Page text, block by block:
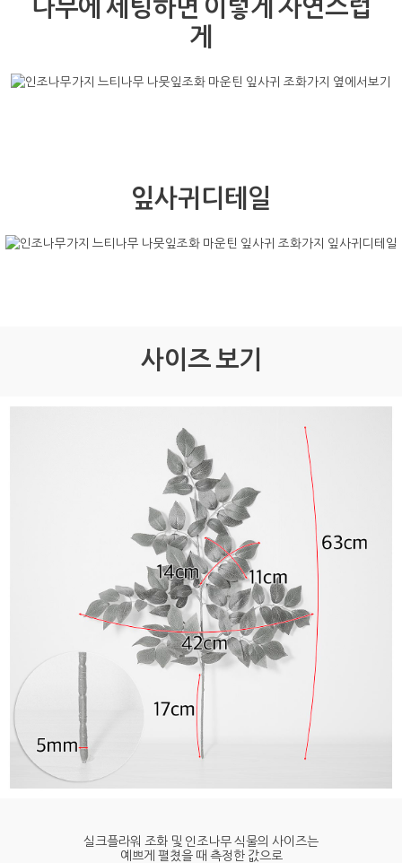
게
잎사귀디테일
사이즈 보기
실크플라워 조화 및 인조나무 식물의 사이즈는
예쁘게 펼쳤을 때 측정한 값으로